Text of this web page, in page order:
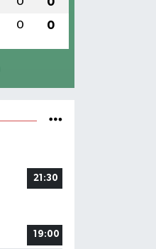
0 0
21:30
19:00